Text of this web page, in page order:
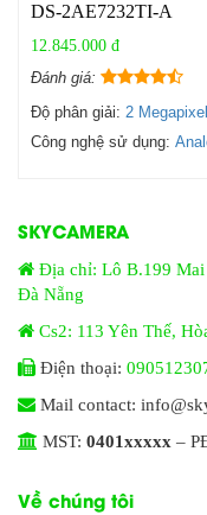
DS-2AE7232TI-A
12.845.000 đ
Đánh giá:
Độ phân giải: 2
Công nghệ sử dụng:
SKYCAMERA
Địa chỉ: Lô B.199 Mai
Đà Nẵng
Cs2: 113 Yên Thế,
Điện thoại:
Mail contact:
MST: 0401xxxxx –
Về chúng tôi